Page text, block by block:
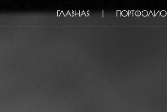
ГЛАВНАЯ ПОРТФОЛИО